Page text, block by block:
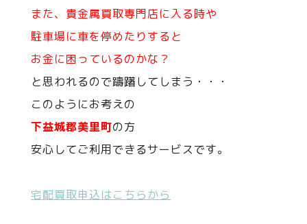
また、貴金属買取専門店に入る時や
駐車場に車を停めたりすると
お金に困っているのかな？
と思われるので躊躇してしまう・・・
このようにお考えの
下益城郡美里町の方
安心してご利用できるサービスです。
宅配買取申込はこちらから